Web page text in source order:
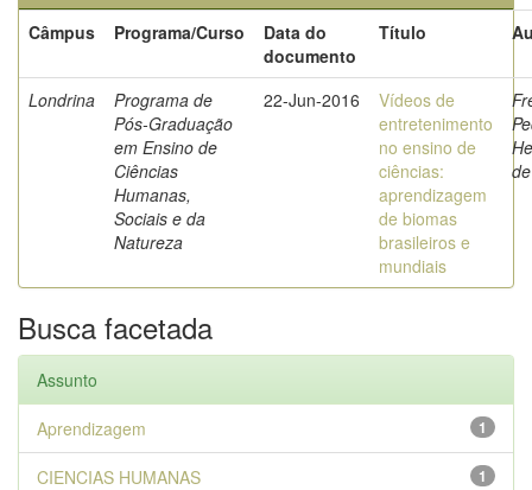
Câmpus
Programa/Curso
Data do
documento
Título
Londrina
Programa de
Pós-Graduação
em Ensino de
Ciências
Humanas,
Sociais e da
Natureza
22-Jun-2016
Vídeos de
entretenimento
no ensino de
ciências:
aprendizagem
de biomas
brasileiros e
mundiais
de
Busca facetada
Assunto
1
Aprendizagem
1
CIENCIAS HUMANAS